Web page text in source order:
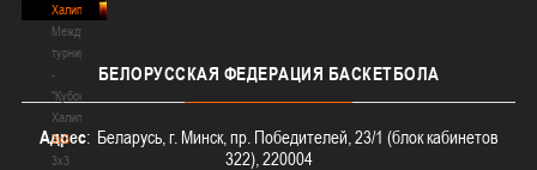
Халипского"
Международный
турнир
-
"Кубок
Халипского"
3x3
3x3
БЕЛОРУССКАЯ ФЕДЕРАЦИЯ БАСКЕТБОЛА
Адрес: Беларусь, г. Минск, пр. Победителей, 23/1 (блок кабинетов
322), 220004